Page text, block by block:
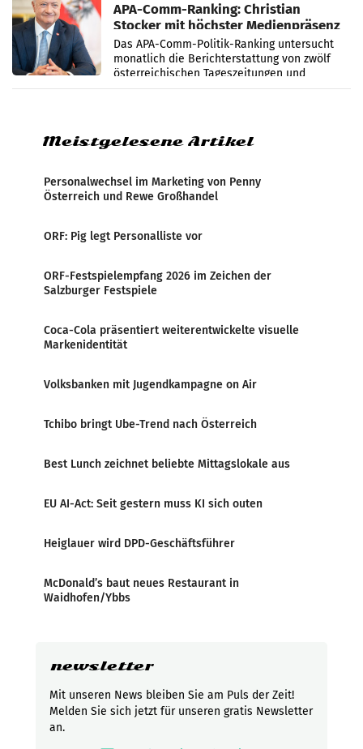
APA-Comm-Ranking: Christian
Stocker mit höchster Medienpräsenz
im Juli
Das APA-Comm-Politik-Ranking untersucht
monatlich die Berichterstattung von zwölf
österreichischen Tageszeitungen und
analysiert, welche Politikerinnen und
Meistgelesene Artikel
Personalwechsel im Marketing von Penny
Österreich und Rewe Großhandel
ORF: Pig legt Personalliste vor
ORF-Festspielempfang 2026 im Zeichen der
Salzburger Festspiele
Coca-Cola präsentiert weiterentwickelte visuelle
Markenidentität
Volksbanken mit Jugendkampagne on Air
Tchibo bringt Ube-Trend nach Österreich
Best Lunch zeichnet beliebte Mittagslokale aus
EU AI-Act: Seit gestern muss KI sich outen
Heiglauer wird DPD-Geschäftsführer
McDonald’s baut neues Restaurant in
Waidhofen/Ybbs
newsletter
Mit unseren News bleiben Sie am Puls der Zeit!
Melden Sie sich jetzt für unseren gratis Newsletter
an.